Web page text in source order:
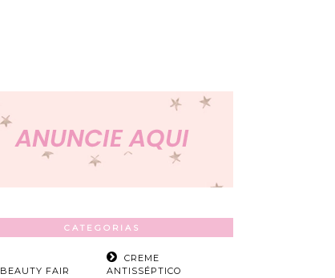
CATEGORIAS
BEAUTY FAIR
CREME
ANTISSÉPTICO